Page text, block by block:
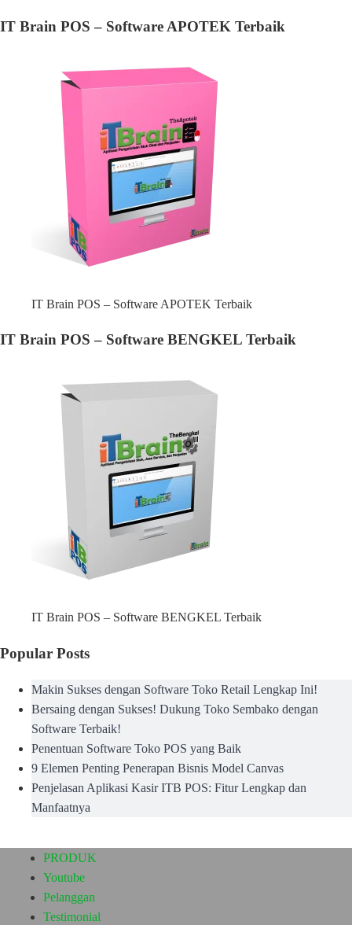
IT Brain POS – Software APOTEK Terbaik
IT Brain POS – Software APOTEK Terbaik
IT Brain POS – Software BENGKEL Terbaik
IT Brain POS – Software BENGKEL Terbaik
Popular Posts
Makin Sukses dengan Software Toko Retail Lengkap Ini!
Bersaing dengan Sukses! Dukung Toko Sembako dengan
Software Terbaik!
Penentuan Software Toko POS yang Baik
9 Elemen Penting Penerapan Bisnis Model Canvas
Penjelasan Aplikasi Kasir ITB POS: Fitur Lengkap dan
Manfaatnya
PRODUK
Youtube
Pelanggan
Testimonial